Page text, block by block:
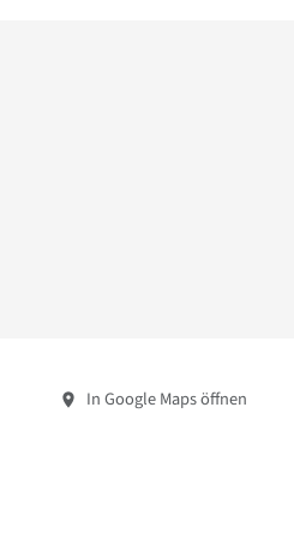
In Google Maps öffnen